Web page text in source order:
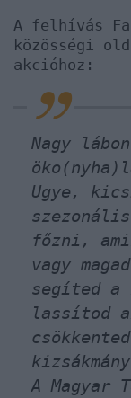
A felhívás
közösségi
akcióhoz:
Nagy
Ugye,
főzni,
vagy
segíted a
lassítod
A Magyar